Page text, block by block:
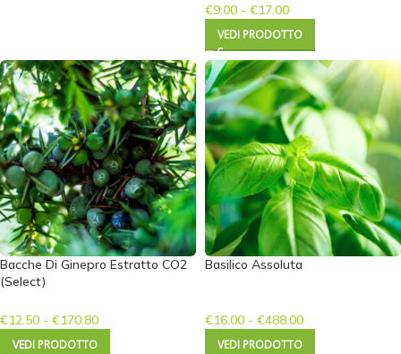
€9.00 - €17.00
VEDI PRODOTTO
Bacche Di Ginepro Estratto CO2
(Select)
€12.50 - €170.80
VEDI PRODOTTO
Basilico Assoluta
€16.00 - €488.00
VEDI PRODOTTO